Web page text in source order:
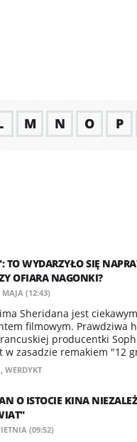
M N O P
TO WYDARZYŁO SIĘ
OFIARA NAGONKI?
MAJA (12:43)
Sheridana jest ciekawym
filmowym. Prawdziwa
producentki
w zasadzie remakiem "12
, WERDYKT
O ISTOCIE KINA
(09:52)